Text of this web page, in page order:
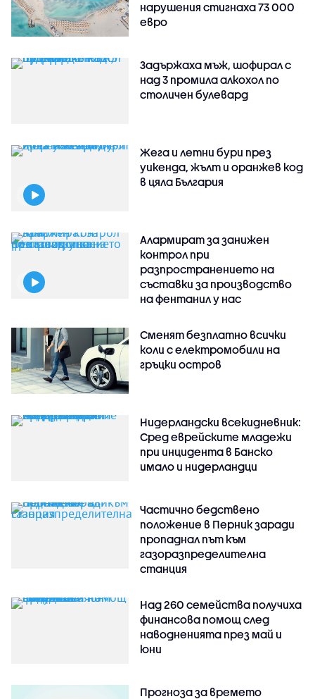
нарушения стигнаха 73 000
евро
Задържаха мъж, шофирал с
над 3 промила алкохол по
столичен булевард
Жега и летни бури през
уикенда, жълт и оранжев код
в цяла България
Алармират за занижен
контрол при
разпространението на
съставки за производство
на фентанил у нас
Сменят безплатно всички
коли с електромобили на
гръцки остров
Нидерландски всекидневник:
Сред еврейските младежи
при инцидента в Банско
имало и нидерландци
Частично бедствено
положение в Перник заради
пропаднал път към
газоразпределителна
станция
Над 260 семейства получиха
финансова помощ след
наводненията през май и
юни
Прогноза за времето